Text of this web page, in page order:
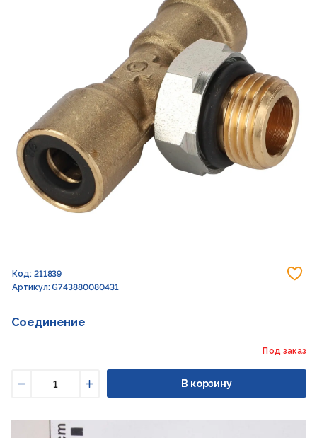
Код: 211839
Артикул: G743880080431
Соединение
Под заказ
Увеличить
В корзину